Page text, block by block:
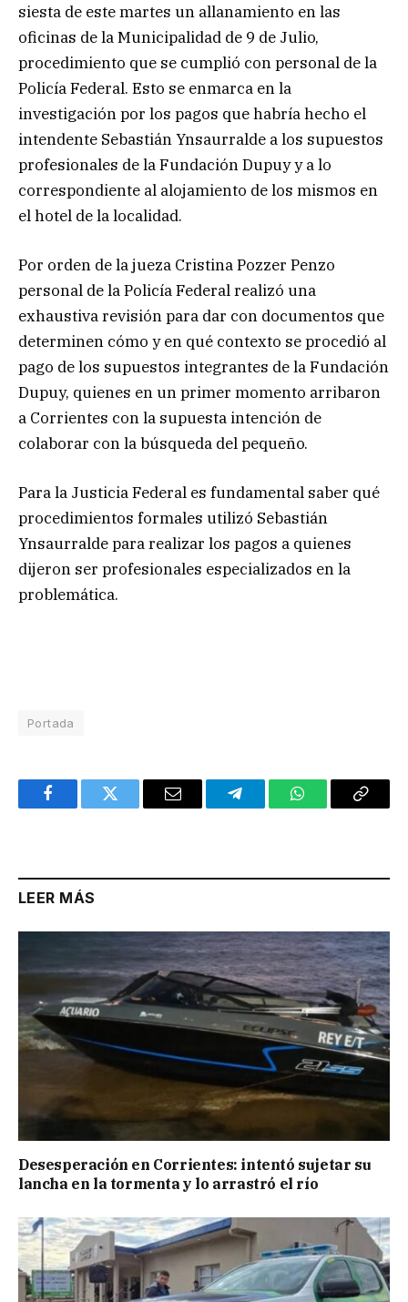
siesta de este martes un allanamiento en las
oficinas de la Municipalidad de 9 de Julio,
procedimiento que se cumplió con personal de la
Policía Federal. Esto se enmarca en la
investigación por los pagos que habría hecho el
intendente Sebastián Ynsaurralde a los supuestos
profesionales de la Fundación Dupuy y a lo
correspondiente al alojamiento de los mismos en
el hotel de la localidad.
Por orden de la jueza Cristina Pozzer Penzo
personal de la Policía Federal realizó una
exhaustiva revisión para dar con documentos que
determinen cómo y en qué contexto se procedió al
pago de los supuestos integrantes de la Fundación
Dupuy, quienes en un primer momento arribaron
a Corrientes con la supuesta intención de
colaborar con la búsqueda del pequeño.
Para la Justicia Federal es fundamental saber qué
procedimientos formales utilizó Sebastián
Ynsaurralde para realizar los pagos a quienes
dijeron ser profesionales especializados en la
problemática.
Portada
FacebookTwitter Email TelegramWhatsAppCopy
LEER MÁS
Desesperación en Corrientes: intentó sujetar su
lancha en la tormenta y lo arrastró el río